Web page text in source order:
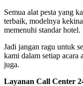
Semua alat pesta yang
terbaik, modelnya
memenuhi standar hotel.
Jadi jangan ragu untuk
kami dalam setiap acara
juga.
Layanan Call Center